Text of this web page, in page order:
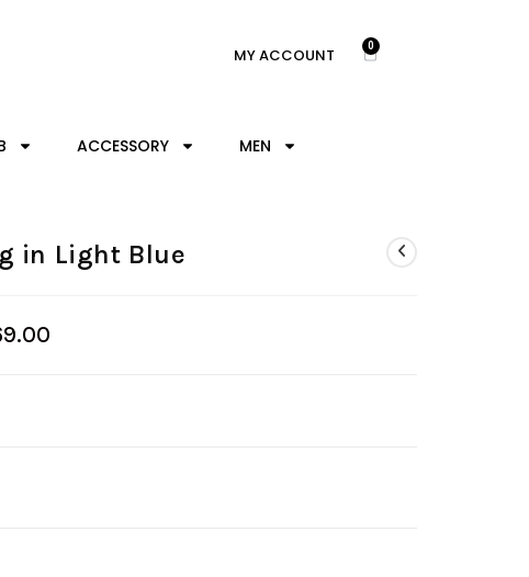
MY ACCOUNT 0
ACCESSORY MEN
in Light Blue